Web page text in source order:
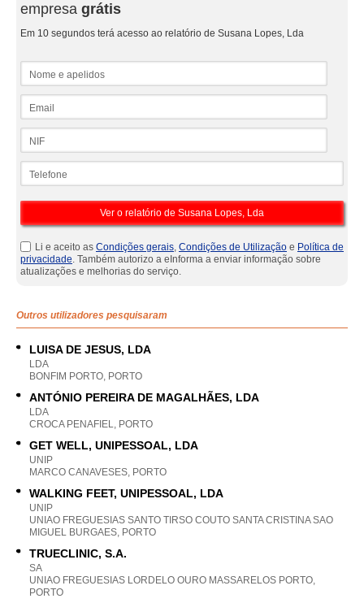
empresa grátis
Em 10 segundos terá acesso ao relatório de Susana Lopes, Lda
Li e aceito as Condições gerais, Condições de Utilização e Política de
privacidade. Também autorizo a eInforma a enviar informação sobre
atualizações e melhorias do serviço.
Outros utilizadores pesquisaram
LUISA DE JESUS, LDA
LDA
BONFIM PORTO, PORTO
ANTÓNIO PEREIRA DE MAGALHÃES, LDA
LDA
CROCA PENAFIEL, PORTO
GET WELL, UNIPESSOAL, LDA
UNIP
MARCO CANAVESES, PORTO
WALKING FEET, UNIPESSOAL, LDA
UNIP
UNIAO FREGUESIAS SANTO TIRSO COUTO SANTA CRISTINA SAO
MIGUEL BURGAES, PORTO
TRUECLINIC, S.A.
SA
UNIAO FREGUESIAS LORDELO OURO MASSARELOS PORTO,
PORTO